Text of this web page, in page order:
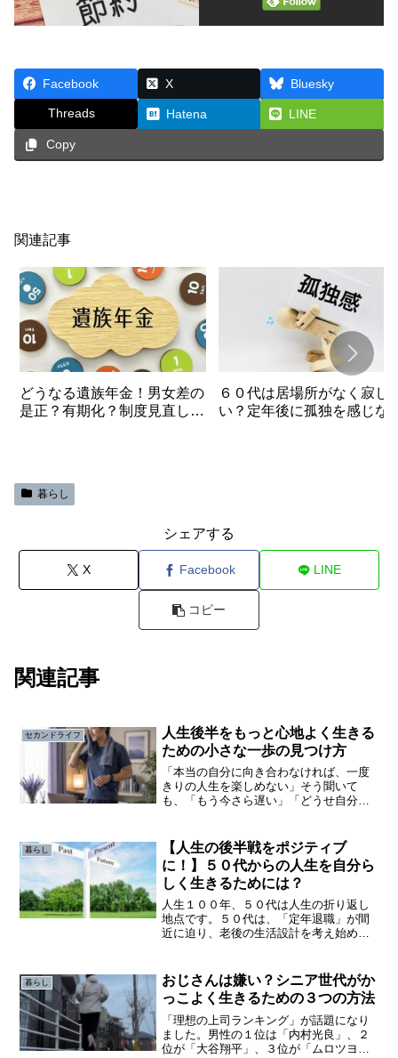
Facebook X Bluesky
Threads Hatena LINE
Copy
関連記事
どうなる遺族年金！男女差の
是正？有期化？制度見直しの
６０代は居場所がなく寂し
い？定年後に孤独を感じな
暮らし
シェアする
X Facebook LINE
コピー
関連記事
セカンドライフ
人生後半をもっと心地よく生きる
ための小さな一歩の見つけ方
「本当の自分に向き合わなければ、一度
きりの人生を楽しめない」そう聞いて
も、「もう今さら遅い」「どうせ自分は
これまでの生き方がある程度固まり、
「今から大きく変わるなん...
暮らし
【人生の後半戦をポジティブ
に！】５０代からの人生を自分ら
しく生きるためには？
人生１００年、５０代は人生の折り返し
地点です。５０代は、「定年退職」が間
近に迫り、老後の生活設計を考え始めた
始まる人生の後半戦は、自分のために楽
しく過ごしたいものです。
暮らし
おじさんは嫌い？シニア世代がか
っこよく生きるための３つの方法
「理想の上司ランキング」が話題になり
ました。男性の１位は「内村光良」、２
位が「大谷翔平」、３位が「ムロツヨ